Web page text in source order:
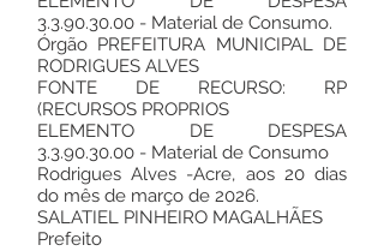
3.3.90.30.00 - Material de Consumo.
Órgão PREFEITURA MUNICIPAL DE
RODRIGUES ALVES
FONTE DE RECURSO: RP
(RECURSOS PROPRIOS
ELEMENTO DE DESPESA
3.3.90.30.00 - Material de Consumo
Rodrigues Alves -Acre, aos 20 dias
do mês de março de 2026.
SALATIEL PINHEIRO MAGALHÃES
Prefeito